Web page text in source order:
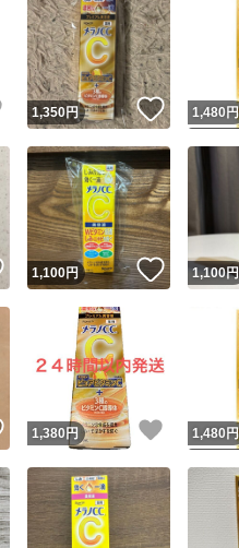
ユ
Yahoo!フリマが定めた一定の基
安心取引出品者
安心取引出品者
取引実績
取引実績◯+ このユ
この
商品画像の 無断転載は禁止
コピーは1商品につき1回
いいね！
1,350円 いいね！
1,480 円
いいね！
1,100円 いいね！
1,100円
いいね！
1,380 円 いいね！
1,480 円